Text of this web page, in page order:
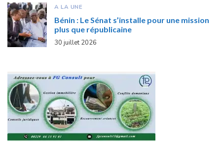
A LA UNE
Bénin : Le Sénat s’installe pour une mission
plus que républicaine
30 juillet 2026